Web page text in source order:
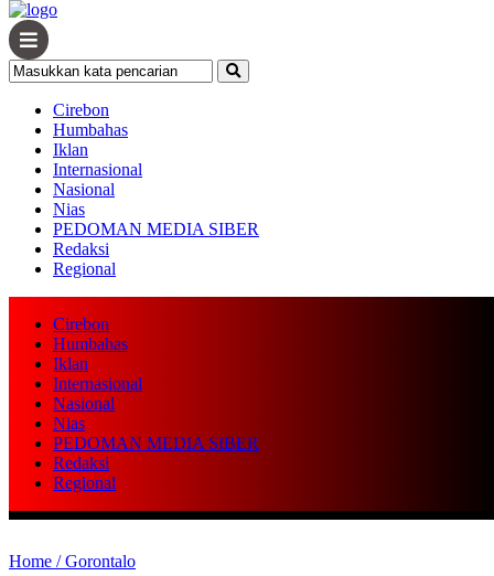
Cirebon
Humbahas
Iklan
Internasional
Nasional
Nias
PEDOMAN MEDIA SIBER
Redaksi
Regional
Cirebon
Humbahas
Iklan
Internasional
Nasional
Nias
PEDOMAN MEDIA SIBER
Redaksi
Regional
Home /Gorontalo